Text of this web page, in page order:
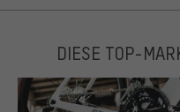
DIESE TOP-